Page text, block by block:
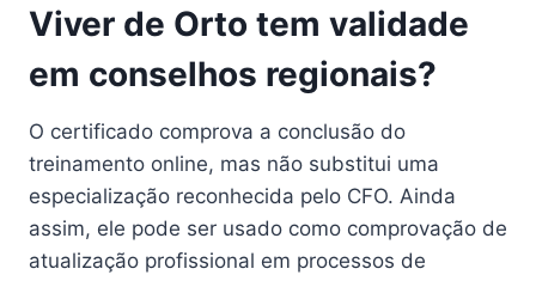
Viver de Orto tem validade
em conselhos regionais?
O certificado comprova a conclusão do
treinamento online, mas não substitui uma
especialização reconhecida pelo CFO. Ainda
assim, ele pode ser usado como comprovação de
atualização profissional em processos de